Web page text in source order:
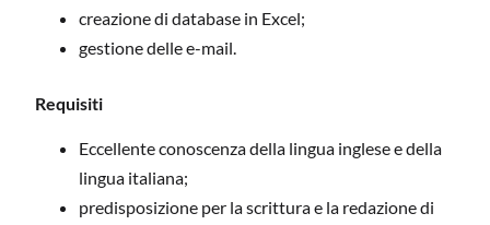
creazione di database in Excel;
gestione delle e-mail.
Requisiti
Eccellente conoscenza della lingua inglese e della
lingua italiana;
predisposizione per la scrittura e la redazione di